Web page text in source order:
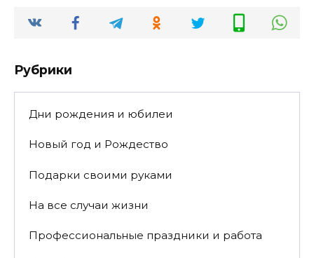
Рубрики
Дни рождения и юбилеи
Новый год и Рождество
Подарки своими руками
На все случаи жизни
Профессиональные праздники и работа